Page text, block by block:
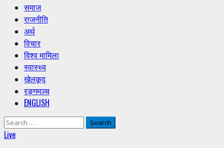
Primary
Menu
समाज
राजनीति
अर्थ
विचार
विश्व मामिला
स्वास्थ्य
खेलकूद
रङ्गमञ्च
ENGLISH
Search
for:
Live